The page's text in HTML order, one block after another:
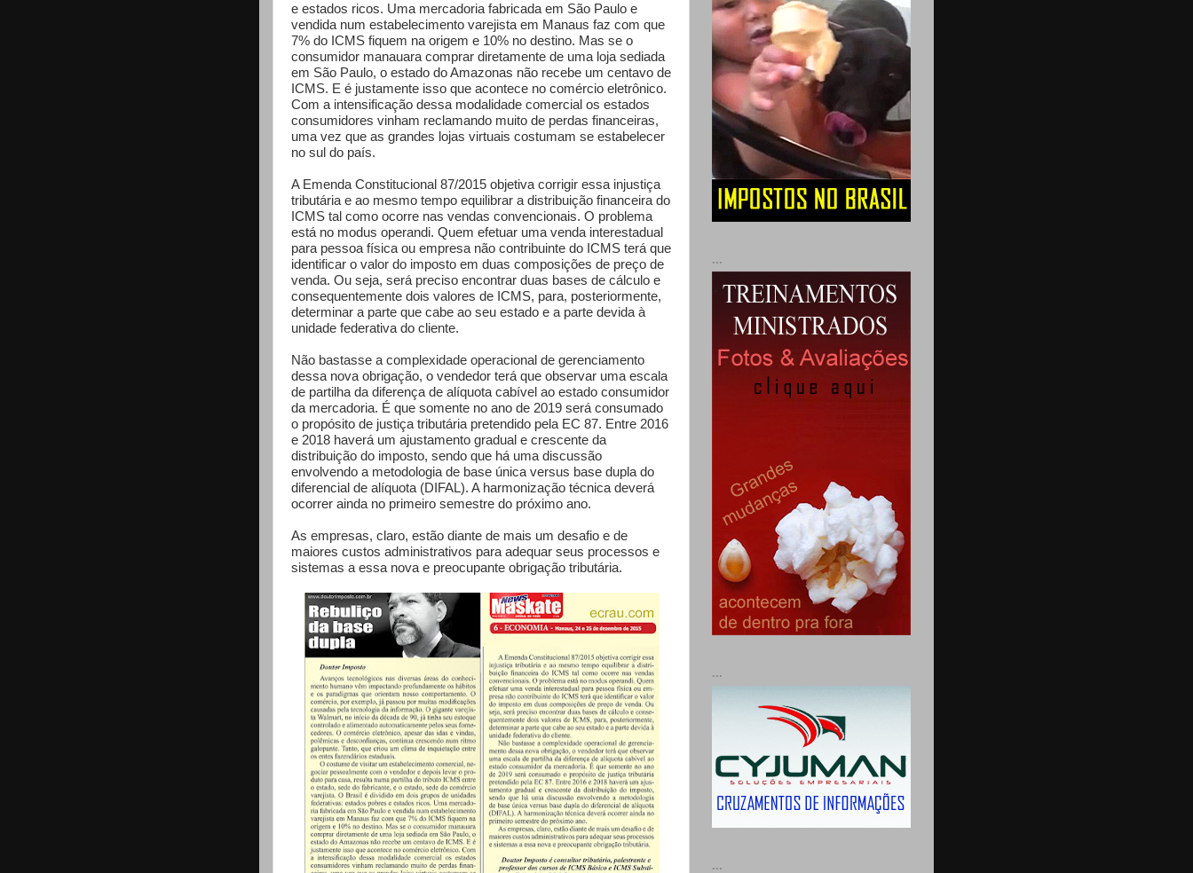
e estados ricos. Uma mercadoria fabricada em São Paulo e
vendida num estabelecimento varejista em Manaus faz com que
7% do ICMS fiquem na origem e 10% no destino. Mas se o
consumidor manauara comprar diretamente de uma loja sediada
em São Paulo, o estado do Amazonas não recebe um centavo de
ICMS. E é justamente isso que acontece no comércio eletrônico.
Com a intensificação dessa modalidade comercial os estados
consumidores vinham reclamando muito de perdas financeiras,
uma vez que as grandes lojas virtuais costumam se estabelecer
no sul do país.
A Emenda Constitucional 87/2015 objetiva corrigir essa injustiça
tributária e ao mesmo tempo equilibrar a distribuição financeira do
ICMS tal como ocorre nas vendas convencionais. O problema
está no modus operandi. Quem efetuar uma venda interestadual
para pessoa física ou empresa não contribuinte do ICMS terá que
identificar o valor do imposto em duas composições de preço de
venda. Ou seja, será preciso encontrar duas bases de cálculo e
consequentemente dois valores de ICMS, para, posteriormente,
determinar a parte que cabe ao seu estado e a parte devida à
unidade federativa do cliente.
Não bastasse a complexidade operacional de gerenciamento
dessa nova obrigação, o vendedor terá que observar uma escala
de partilha da diferença de alíquota cabível ao estado consumidor
da mercadoria. É que somente no ano de 2019 será consumado
o propósito de justiça tributária pretendido pela EC 87. Entre 2016
e 2018 haverá um ajustamento gradual e crescente da
distribuição do imposto, sendo que há uma discussão
envolvendo a metodologia de base única versus base dupla do
diferencial de alíquota (DIFAL). A harmonização técnica deverá
ocorrer ainda no primeiro semestre do próximo ano.
As empresas, claro, estão diante de mais um desafio e de
maiores custos administrativos para adequar seus processos e
sistemas a essa nova e preocupante obrigação tributária.
...
...
...